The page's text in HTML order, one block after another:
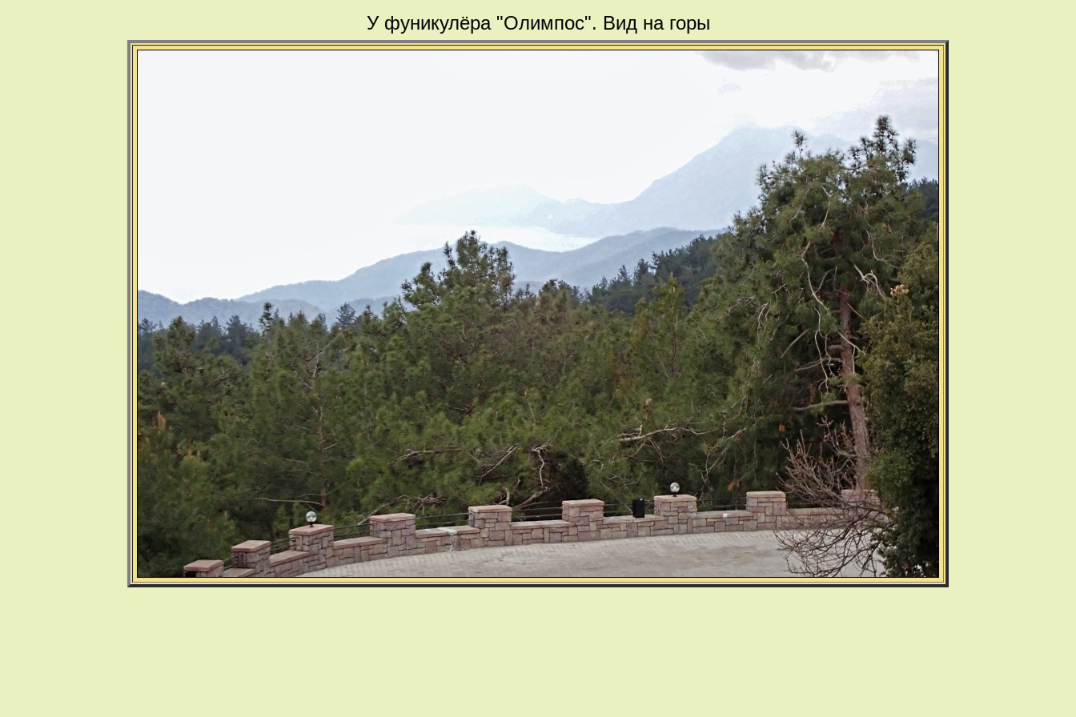
У фуникулёра "Олимпос". Вид на горы